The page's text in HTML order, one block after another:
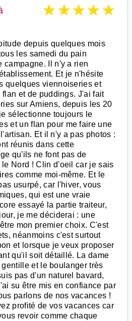
★★★★★
depuis quelques mois
les samedi du pain
campagne. Il n'y a rien
Et je n'hésite
quelques viennoiseries et
flan et de puddings. J'ai fait
sur Amiens, depuis les 20
sélectionne toujours le
et un flan pour me faire une
Et il n'y a pas photos :
réunis dans cette
qu'ils ne font pas de
Nord ! Clin d'oeil car je sais
comme moi-même. Et le
usurpé, car l'hiver, vous
qui est une vraie
essayé la partie traiteur,
je me déciderai : une
mon premier choix. C'est
néanmoins c'est surtout
et lorsque je veux proposer
qu'il soit détaillé. La dame
et le boulanger très
pas d'un naturel bavard,
su être mis en confiance par
parlons de nos vacances !
profité de vos vacances car
revoir comme chaque